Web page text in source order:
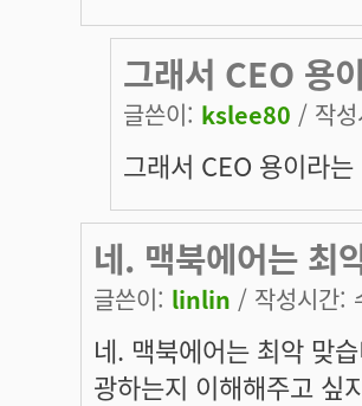
그래서 CEO 용
글쓴이: kslee80 / 작
그래서 CEO 용이라
네. 맥북에어는 최
글쓴이: linlin / 작성시간:
네. 맥북에어는 최악 맞
광하는지 이해해주고 싶